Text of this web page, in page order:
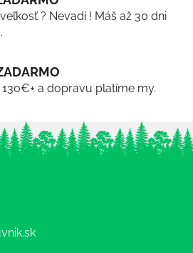
? Nevadí ! Máš až 30 dni
130€+ a dopravu platíme my.